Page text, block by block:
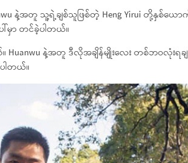
နဲ့အတူ သူ့ရဲ့ချစ်သူဖြစ်တဲ့ Heng Yirui တို့နှစ်
မှာ တင်ခဲ့ပါတယ်။
နဲ့အတူ ဒီလိုအချိန်မျိုးလေး တစ်ဘဝလုံးရခ
ါတယ်။